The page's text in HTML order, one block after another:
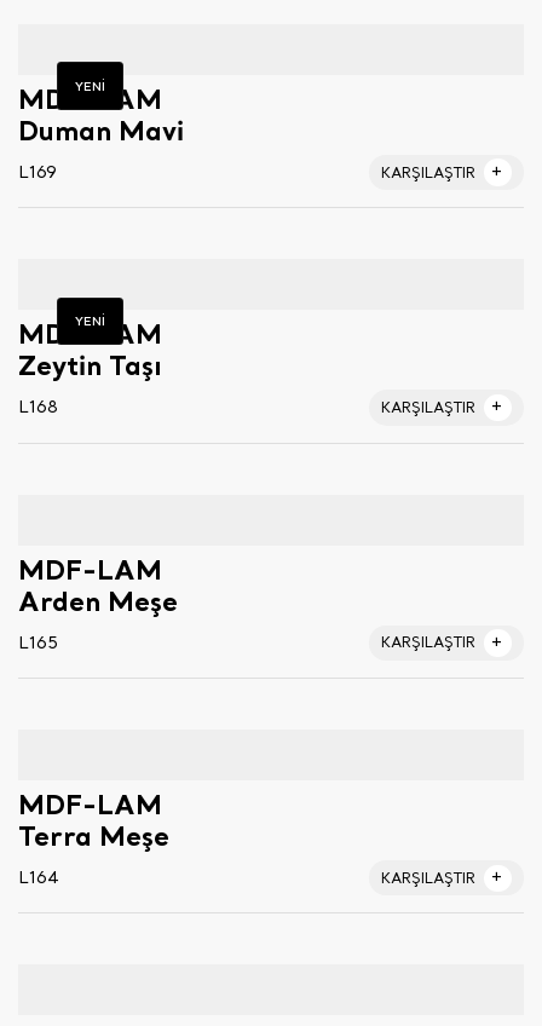
YENİ
MDF-LAM
Duman Mavi
L169 KARŞILAŞTIR
YENİ
MDF-LAM
Zeytin Taşı
L168 KARŞILAŞTIR
MDF-LAM
Arden Meşe
L165 KARŞILAŞTIR
MDF-LAM
Terra Meşe
L164 KARŞILAŞTIR